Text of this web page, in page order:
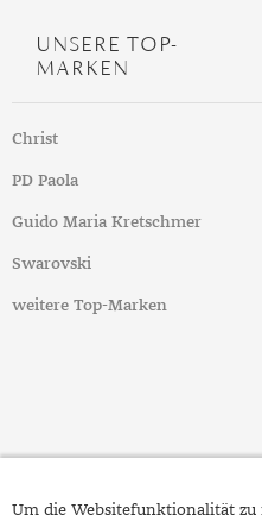
UNSERE TOP-
MARKEN
Christ
PD Paola
Guido Maria Kretschmer
Swarovski
weitere Top-Marken
Um die Websitefunktionalität zu